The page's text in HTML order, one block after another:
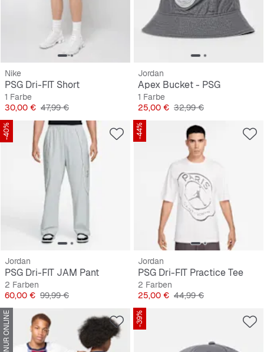
Nike
PSG Dri-FIT Short
1 Farbe
Preis
30,00 € Originalpreis
47,99 €
Jordan
Apex Bucket - PSG
1 Farbe
Preis
25,00 € Originalpreis
32,99 €
-40%
Jordan
PSG Dri-FIT JAM Pant
2 Farben
Preis
60,00 € Originalpreis
99,99 €
-44%
Jordan
PSG Dri-FIT Practice Tee
2 Farben
Preis
25,00 € Originalpreis
44,99 €
NUR ONLINE -39%